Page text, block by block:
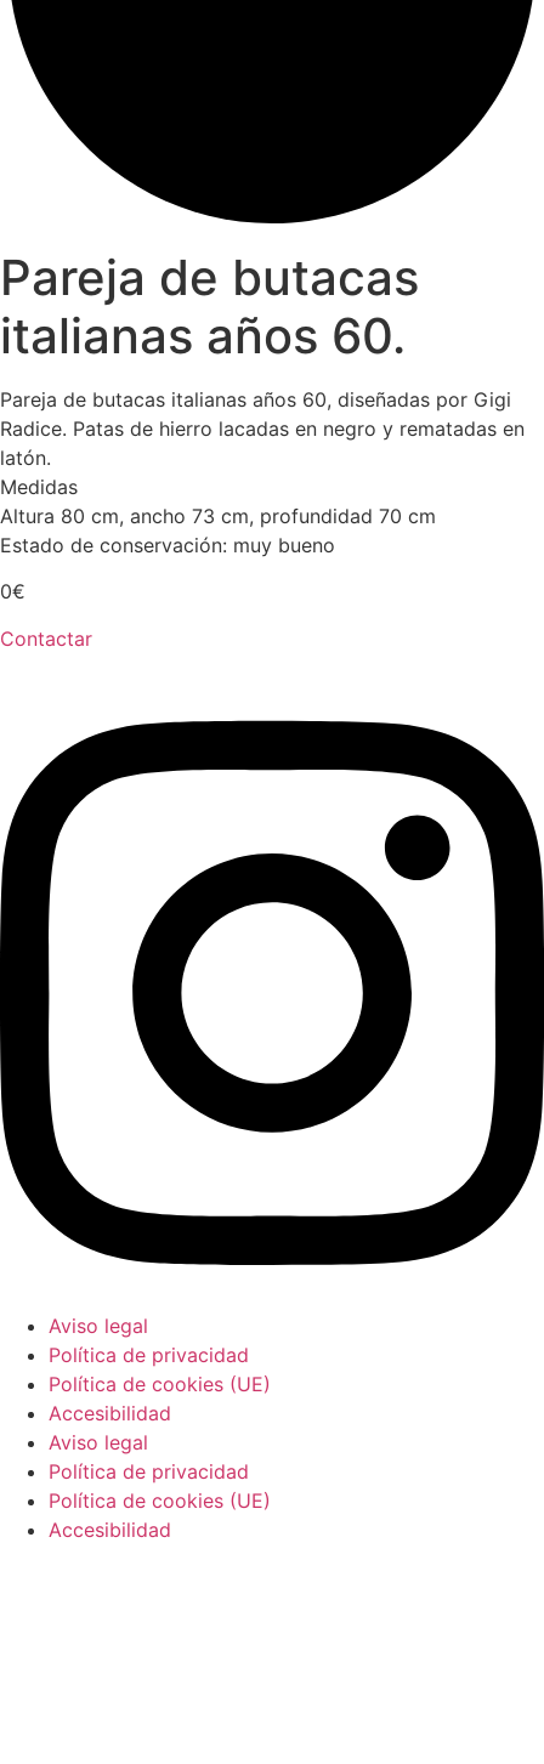
Pareja de butacas
italianas años 60.
Pareja de butacas italianas años 60, diseñadas por Gigi
Radice. Patas de hierro lacadas en negro y rematadas en
latón.
Medidas
Altura 80 cm, ancho 73 cm, profundidad 70 cm
Estado de conservación: muy bueno
0€
Contactar
Aviso legal
Política de privacidad
Política de cookies (UE)
Accesibilidad
Aviso legal
Política de privacidad
Política de cookies (UE)
Accesibilidad